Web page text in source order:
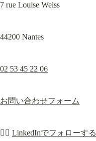
7 rue Louise Weiss
44200 Nantes
02 53 45 22 06
お問い合わせフォーム
👉🏼 LinkedInでフォローする